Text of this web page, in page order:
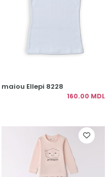
maiou Ellepi 8228
160.00 MDL